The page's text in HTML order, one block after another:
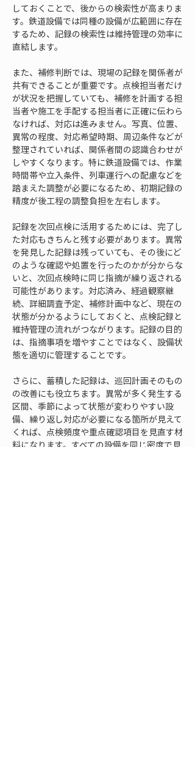
しておくことで、後からの検索性が高まりま
す。鉄道設備では同種の設備が広範囲に存在
するため、記録の検索性は維持管理の効率に
直結します。
また、補修判断では、現場の記録を関係者が
共有できることが重要です。点検担当者だけ
が状況を把握していても、補修を計画する担
当者や施工を手配する担当者に正確に伝わら
なければ、対応は進みません。写真、位置、
異常の程度、対応希望時期、周辺条件などが
整理されていれば、関係者間の認識合わせが
しやすくなります。特に鉄道設備では、作業
時間帯や立入条件、列車運行への配慮などを
踏まえた調整が必要になるため、初期記録の
精度が後工程の調整負担を左右します。
記録を次回点検に活用するためには、完了し
た対応もきちんと残す必要があります。異常
を発見した記録は残っていても、その後にど
のような確認や処置を行ったのかが分からな
いと、次回点検時に同じ指摘が繰り返される
可能性があります。対応済み、経過観察継
続、詳細調査予定、補修計画中など、現在の
状態が分かるようにしておくと、点検記録と
維持管理の流れがつながります。記録の目的
は、指摘事項を増やすことではなく、設備状
態を適切に管理することです。
さらに、蓄積した記録は、巡回計画そのもの
の改善にも役立ちます。異常が多く発生する
区間、季節によって状態が変わりやすい設
備、繰り返し対応が必要になる箇所が見えて
くれば、点検頻度や重点確認項目を見直す材
料になります。すべての設備を同じ密度で見